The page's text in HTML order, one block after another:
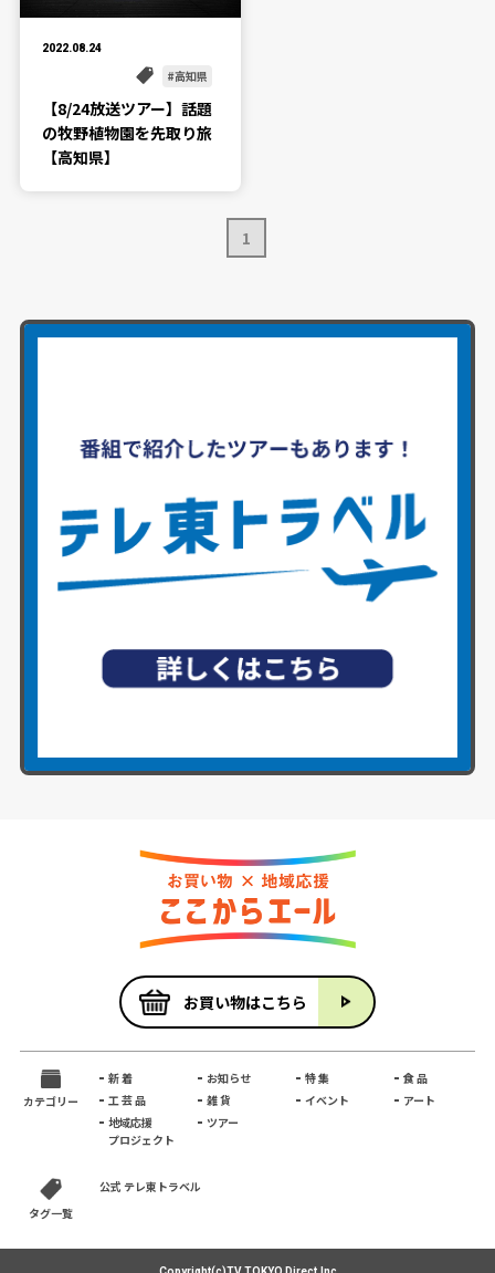
2022.08.24
高知県
【8/24放送ツアー】話題
の牧野植物園を先取り旅
【高知県】
1
カテゴリー
新 着 お知らせ 特 集
食 品
工 芸 品
雑 貨 イベント
アート
地域応援
プロジェクト
ツアー
タグ一覧
公式 テレ東トラベル
お買い物はこちら